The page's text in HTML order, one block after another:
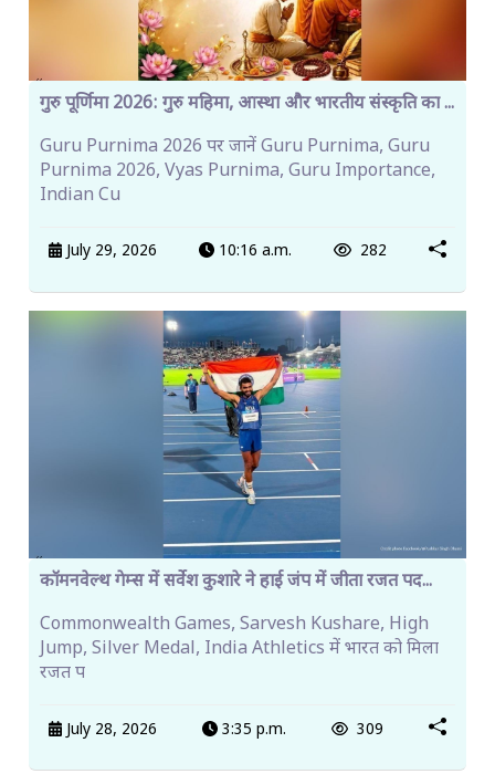
गुरु पूर्णिमा 2026: गुरु महिमा, आस्था और भारतीय संस्कृति का ...
Guru Purnima 2026 पर जानें Guru Purnima, Guru
Purnima 2026, Vyas Purnima, Guru Importance,
Indian Cu
July 29, 2026 10:16 a.m. 282
कॉमनवेल्थ गेम्स में सर्वेश कुशारे ने हाई जंप में जीता रजत पद...
Commonwealth Games, Sarvesh Kushare, High
Jump, Silver Medal, India Athletics में भारत को मिला
रजत प
July 28, 2026 3:35 p.m. 309